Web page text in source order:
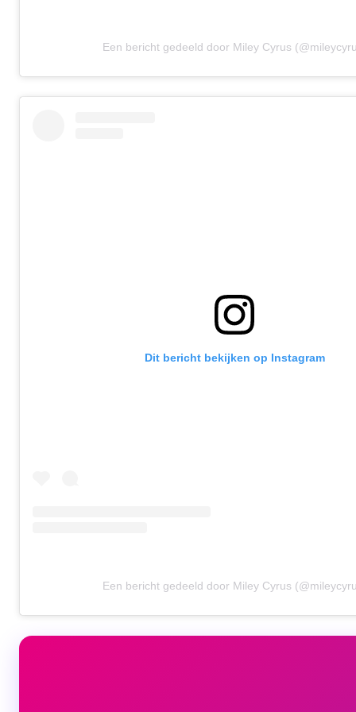
Een bericht gedeeld door Miley Cyrus
Dit bericht bekijken op Instagram
Een bericht gedeeld door Miley Cyrus